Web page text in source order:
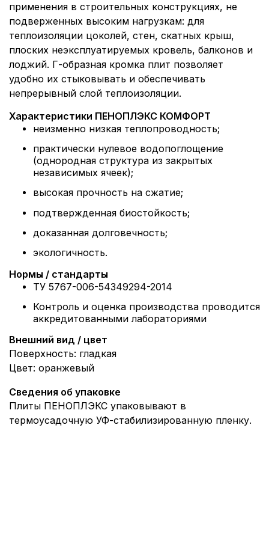
применения в строительных конструкциях, не
подверженных высоким нагрузкам: для
теплоизоляции цоколей, стен, скатных крыш,
плоских неэксплуатируемых кровель, балконов и
лоджий. Г-образная кромка плит позволяет
удобно их стыковывать и обеспечивать
непрерывный слой теплоизоляции.
Характеристики ПЕНОПЛЭКС КОМФОРТ
неизменно низкая теплопроводность;
практически нулевое водопоглощение
(однородная структура из закрытых
независимых ячеек);
высокая прочность на сжатие;
подтвержденная биостойкость;
доказанная долговечность;
экологичность.
Нормы / стандарты
ТУ 5767-006-54349294-2014
Контроль и оценка производства проводится
аккредитованными лабораториями
Внешний вид / цвет
Поверхность: гладкая
Цвет: оранжевый
Сведения об упаковке
Плиты ПЕНОПЛЭКС упаковывают в
термоусадочную УФ-стабилизированную пленку.